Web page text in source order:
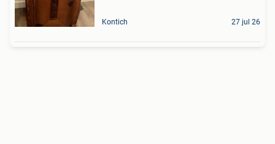
Kontich 27 jul 26